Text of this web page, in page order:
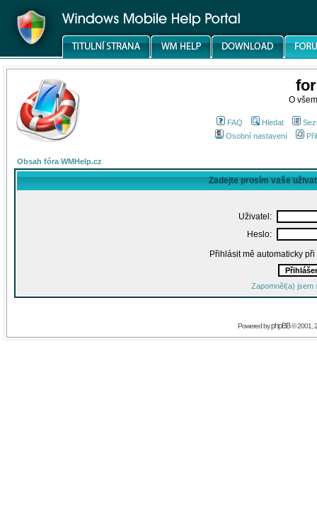
O
FAQ Hledat
Osobní nastavení
Obsah fóra WMHelp.cz
Zadejte prosím vaše
Uživatel:
Heslo:
Přihlásit mě automaticky
Zapomněl(a) jsem
Powered byphpBB© 2001,